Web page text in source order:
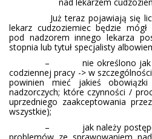
Już teraz pojawiają się
lekarz cudzoziemiec będzie
pod nadzorem innego lekarza
stopnia lub tytuł specjalisty
– nie określono jak taki
codziennej pracy -> w
powinien mieć jakieś obowiązki
nadzorczych; które czynności /
uprzedniego zaakceptowania
wszystkie);
– jak należy postępować